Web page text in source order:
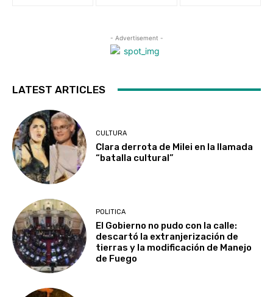
- Advertisement -
LATEST ARTICLES
CULTURA
Clara derrota de Milei en la llamada
“batalla cultural”
POLITICA
El Gobierno no pudo con la calle:
descartó la extranjerización de
tierras y la modificación de Manejo
de Fuego